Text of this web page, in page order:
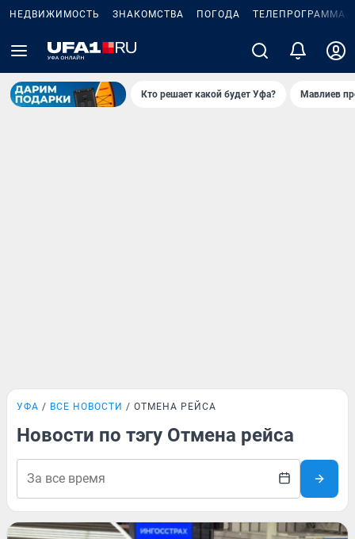
НЕДВИЖИМОСТЬ ЗНАКОМСТВА ПОГОДА ТЕЛЕПРОГРАММА
Кто решает какой будет Уфа? Мавлиев
УФА ВСЕ НОВОСТИ ОТМЕНА РЕЙСА
Новости по тэгу Отмена рейса